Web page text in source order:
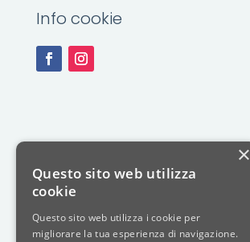
Info cookie
×
Questo sito web utilizza
cookie
Questo sito web utilizza i cookie per
migliorare la tua esperienza di navigazione.